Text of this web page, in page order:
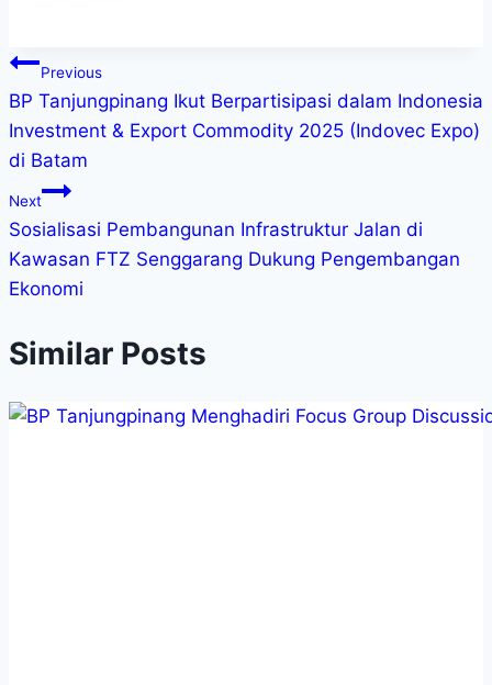
Previous
BP Tanjungpinang Ikut Berpartisipasi dalam Indonesia
Investment & Export Commodity 2025 (Indovec Expo)
di Batam
Next
Sosialisasi Pembangunan Infrastruktur Jalan di
Kawasan FTZ Senggarang Dukung Pengembangan
Ekonomi
Similar Posts